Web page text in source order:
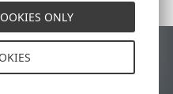
Status Portal
ONLY